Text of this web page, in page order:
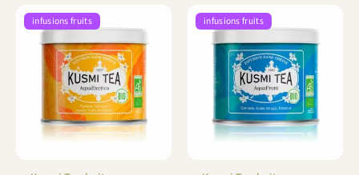
infusions fruits infusions fruits